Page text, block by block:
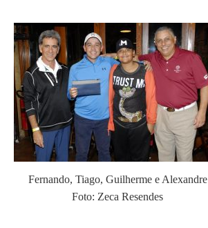
Fernando, Tiago, Guilherme e Alexandre
Foto: Zeca Resendes